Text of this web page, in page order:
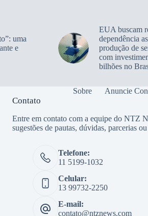
uma
e
EUA buscam
dependência
produção de
com
bilhões no
Sobre Anuncie
Contato
Entre em contato com a equipe do NTZ
sugestões de pautas, dúvidas, parcerias
Telefone:
11 5199-1032
Celular:
13 99732-2250
E-mail:
contato@ntznews.com